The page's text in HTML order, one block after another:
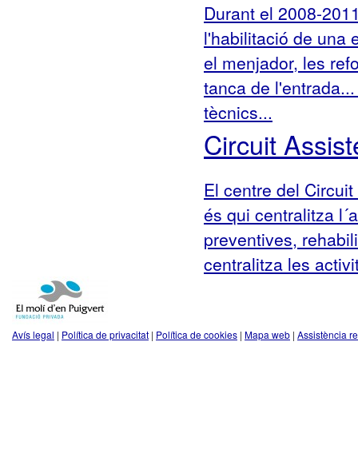
Durant el 2008-
l'habilitació de una
el menjador, les
tanca de
tècnics...
Circuit
El centre del
és qui centralitza
preventives,
centralitza les
Avís legal | Política de privacitat | Política de cookies | Mapa web | Assistència